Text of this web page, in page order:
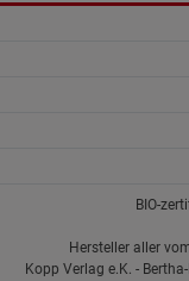
BIO-
Hersteller aller
Kopp Verlag e.K. -